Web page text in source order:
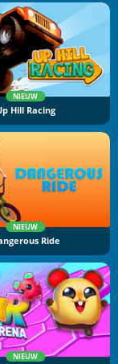
NIEUW
Hill Racing
NIEUW
Ride
NIEUW